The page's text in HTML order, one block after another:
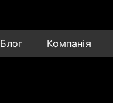
Блог Компанія